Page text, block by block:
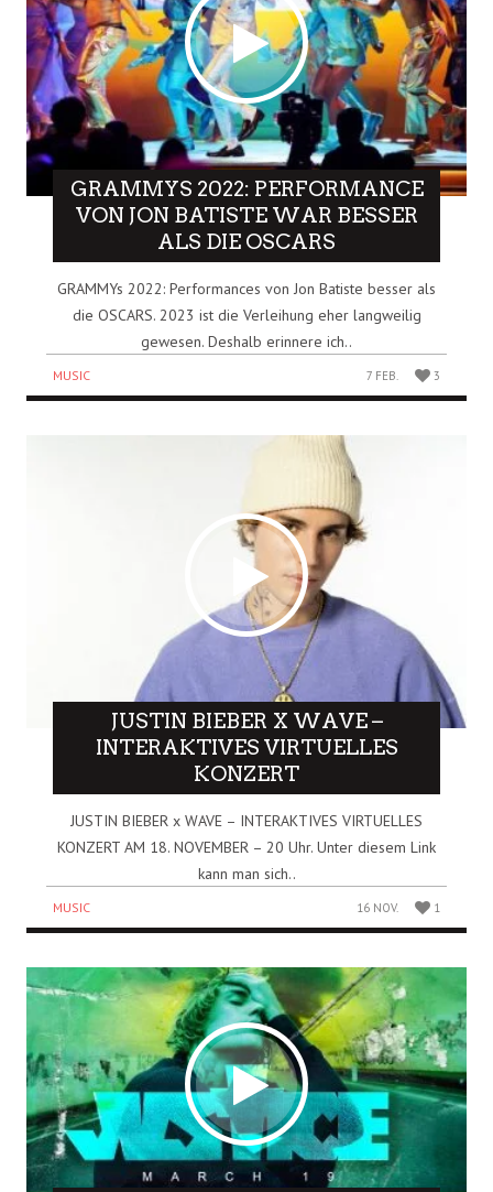
GRAMMYS 2022: PERFORMANCE
VON JON BATISTE WAR BESSER
ALS DIE OSCARS
GRAMMYs 2022: Performances von Jon Batiste besser als
die OSCARS. 2023 ist die Verleihung eher langweilig
gewesen. Deshalb erinnere ich..
MUSIC 7 FEB. 3
JUSTIN BIEBER X WAVE –
INTERAKTIVES VIRTUELLES
KONZERT
JUSTIN BIEBER x WAVE – INTERAKTIVES VIRTUELLES
KONZERT AM 18. NOVEMBER – 20 Uhr. Unter diesem Link
kann man sich..
MUSIC 16 NOV. 1